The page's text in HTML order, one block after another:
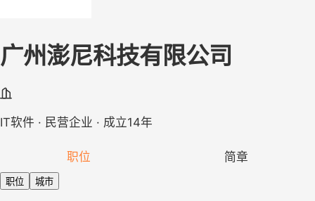
广州澎尼科技有限公司
IT软件 · 民营企业 · 成立14年
职位 简章
职位 城市